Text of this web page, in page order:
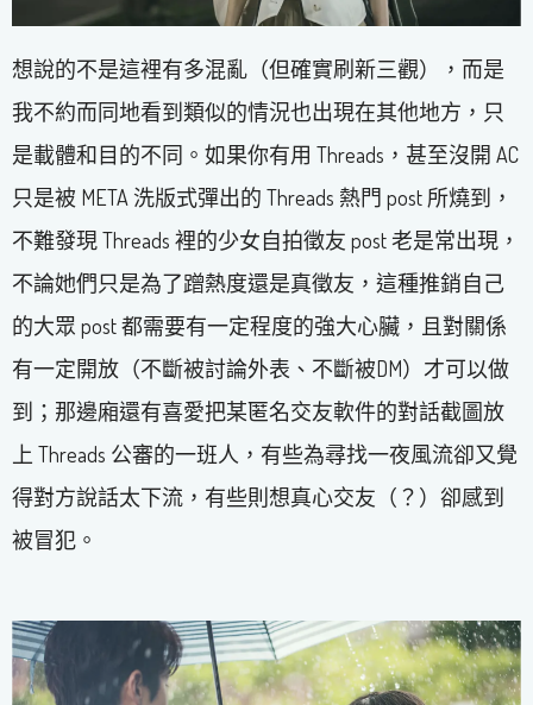
想說的不是這裡有多混亂（但確實刷新三觀），而是
我不約而同地看到類似的情況也出現在其他地方，只
是載體和目的不同。如果你有用 Threads，甚至沒開 AC
只是被 META 洗版式彈出的 Threads 熱門 post 所燒到，
不難發現 Threads 裡的少女自拍徵友 post 老是常出現，
不論她們只是為了蹭熱度還是真徵友，這種推銷自己
的大眾 post 都需要有一定程度的強大心臟，且對關係
有一定開放（不斷被討論外表、不斷被DM）才可以做
到；那邊廂還有喜愛把某匿名交友軟件的對話截圖放
上 Threads 公審的一班人，有些為尋找一夜風流卻又覺
得對方說話太下流，有些則想真心交友（？）卻感到
被冒犯。